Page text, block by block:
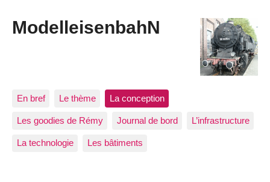
ModelleisenbahN
En bref Le thème La conception
Les goodies de Rémy Journal de bord L’infrastructure
La technologie Les bâtiments